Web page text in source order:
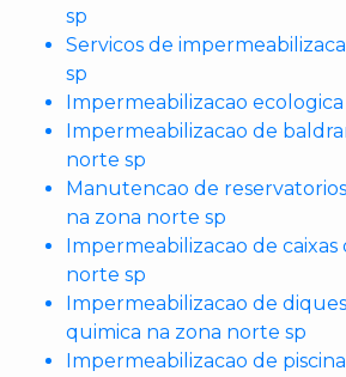
sp
Servicos de
sp
Impermeabilizacao
Impermeabilizacao de
norte sp
Manutencao de
na zona norte sp
Impermeabilizacao de caixas
norte sp
Impermeabilizacao de
quimica na zona norte sp
Impermeabilizacao de